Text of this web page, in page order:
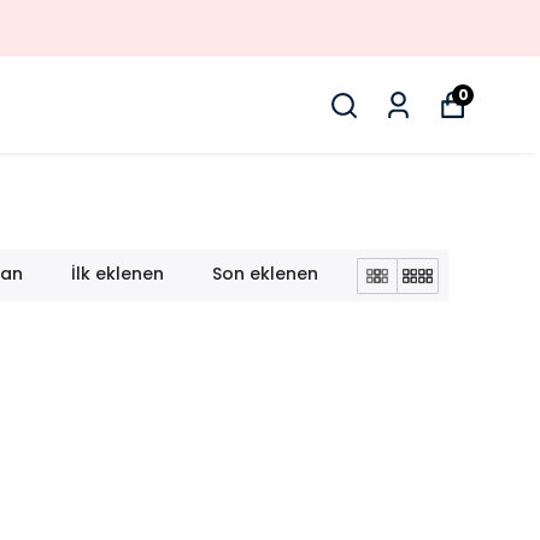
0
İlk eklenen Son eklenen